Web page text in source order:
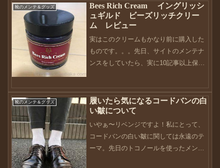
靴のメンテ＆グッズ
Bees Rich Cream イングリッシ
ュギルド ビーズリッチクリー
ム レビュー
実はこのクリームもかなり前に購入した
ものです。。。先日、サイトのメンテナ
ンスをしていたら、実に10記事以上保留
たらメモ代わりに書き込んでいるのです
が、賞味期限が切れないうちにアップし
ないといけませんね。先...
靴のメンテ＆グッズ
履いたら気になるコードバンの白
い皺について
いやぁ〜リベンジですよ！私にとって、
コードバンの白い皺に関しては永遠のテ
ーマ。先日のトコノールを使ったメンテ